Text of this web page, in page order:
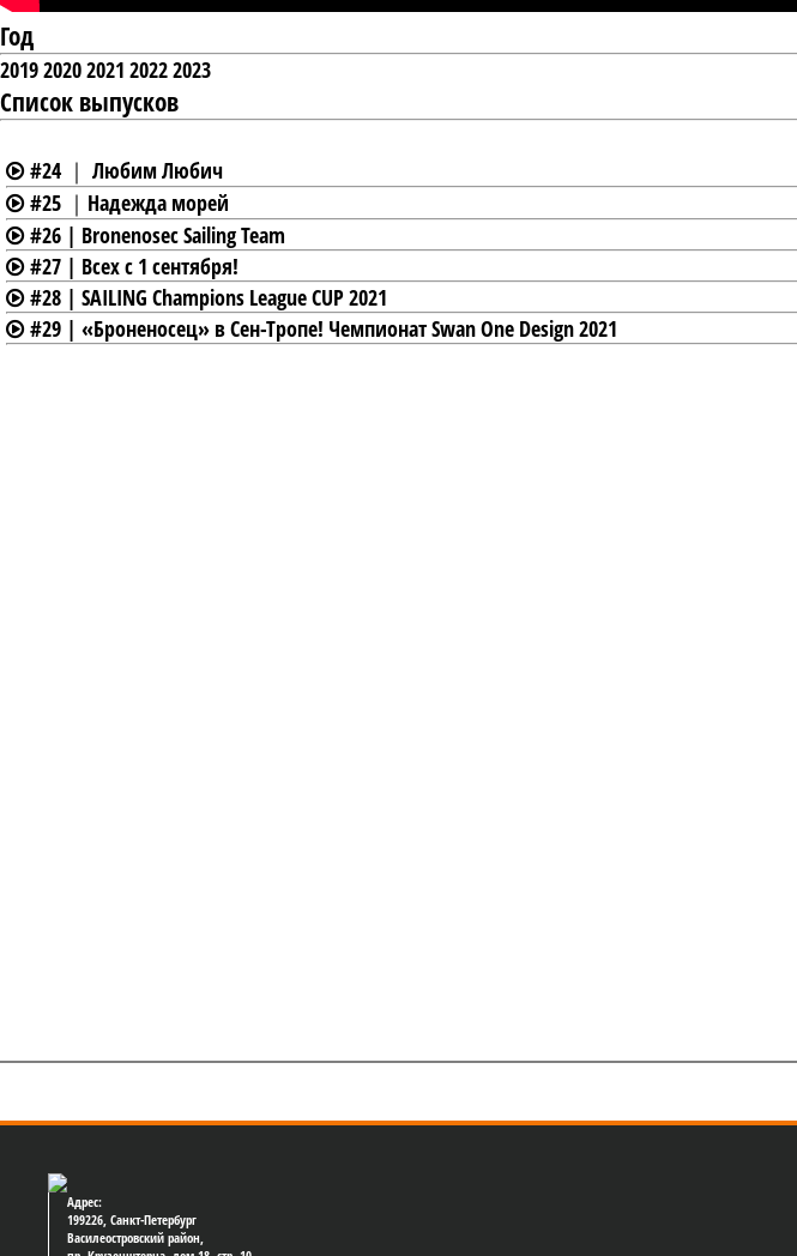
Год
201920202021 20222023
Список выпусков
#24 ｜ Любим Любич
#25 ｜Надежда морей
#26 | Bronenosec Sailing Team
#27 | Всех с 1 сентября!
#28 | SAILING Champions League CUP 2021
#29 | «Броненосец» в Сен-Тропе! Чемпионат Swan One Design 2021
Адрес:
199226, Санкт-Петербург
Василеостровский район,